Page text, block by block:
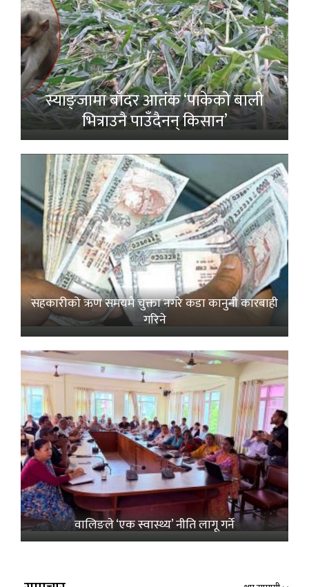
स्याङ्जामा बाँदर आतंक ‘पाकेको बाली
भित्राउनै पाउँदैनन् किसान’
सहकारीको ऋण समयमै चुक्ता नगरे कडा कानुनी कारबाही
गरिने
वालिङले ‘एक स्वास्थ्य’ नीति लागू गर्ने